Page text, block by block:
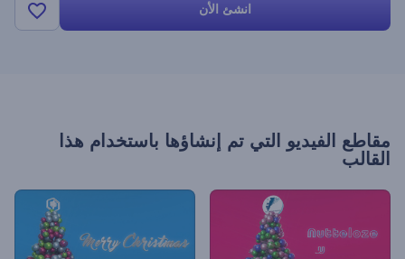
انشئ الأن
مقاطع الفيديو التي تم إنشاؤها باستخدام هذا
القالب